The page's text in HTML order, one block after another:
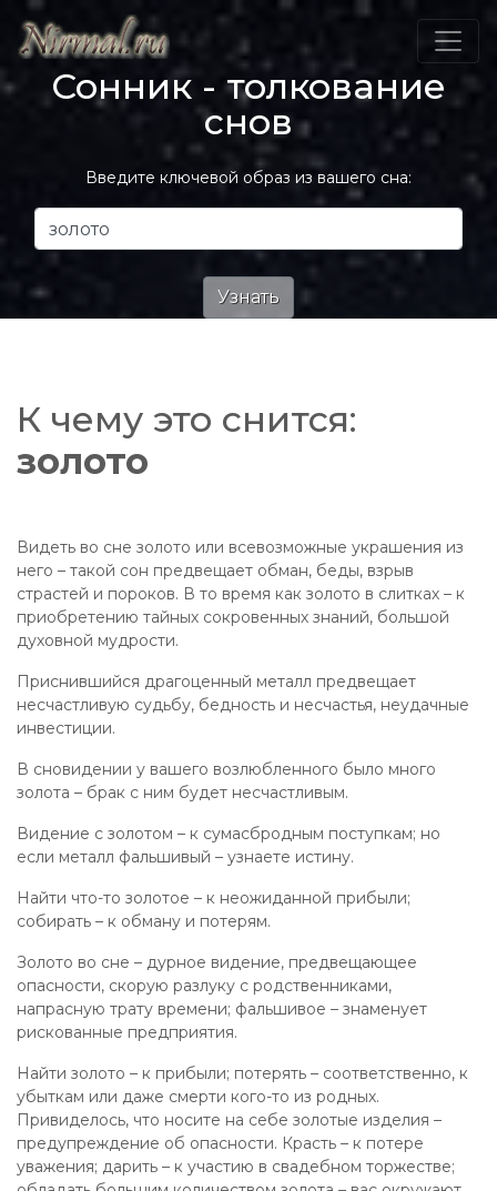
Сонник - толкование
снов
Введите ключевой образ из вашего сна:
К чему это снится:
золото
Видеть во сне золото или всевозможные украшения из
него – такой сон предвещает обман, беды, взрыв
страстей и пороков. В то время как золото в слитках – к
приобретению тайных сокровенных знаний, большой
духовной мудрости.
Приснившийся драгоценный металл предвещает
несчастливую судьбу, бедность и несчастья, неудачные
инвестиции.
В сновидении у вашего возлюбленного было много
золота – брак с ним будет несчастливым.
Видение с золотом – к сумасбродным поступкам; но
если металл фальшивый – узнаете истину.
Найти что-то золотое – к неожиданной прибыли;
собирать – к обману и потерям.
Золото во сне – дурное видение, предвещающее
опасности, скорую разлуку с родственниками,
напрасную трату времени; фальшивое – знаменует
рискованные предприятия.
Найти золото – к прибыли; потерять – соответственно, к
убыткам или даже смерти кого-то из родных.
Привиделось, что носите на себе золотые изделия –
предупреждение об опасности. Красть – к потере
уважения; дарить – к участию в свадебном торжестве;